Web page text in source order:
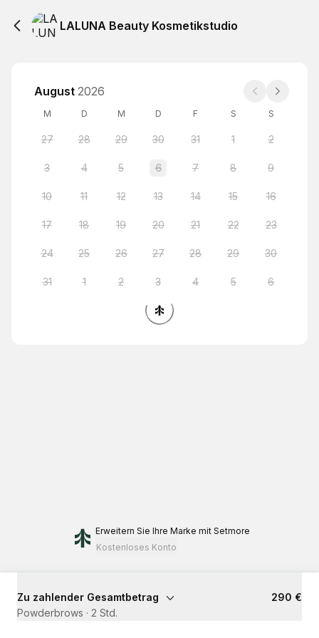
LALUNA Beauty Kosmetikstudio
August 2026
M D M D F S S
27 28 29 30 31 1 2
3 4 5 6 7 8 9
10 11 12 13 14 15 16
17 18 19 20 21 22 23
24 25 26 27 28 29 30
31 1 2 3 4 5 6
Erweitern Sie Ihre Marke mit Setmore
Kostenloses Konto
Zu zahlender Gesamtbetrag
290 €
Powderbrows · 2 Std.